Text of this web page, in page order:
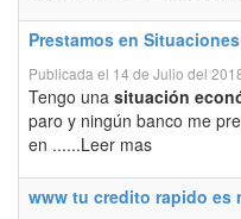
Prestamos en
Publicada el 14 de Julio del
Tengo una situación
paro y ningún banco me
en ......Leer mas
www tu credito rapido es